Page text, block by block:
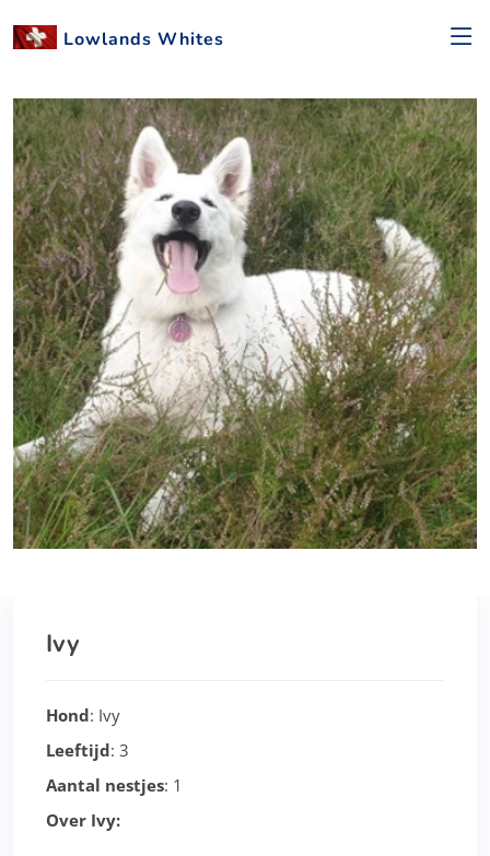
Lowlands Whites
Ivy
Hond: Ivy
Leeftijd: 3
Aantal nestjes: 1
Over Ivy: